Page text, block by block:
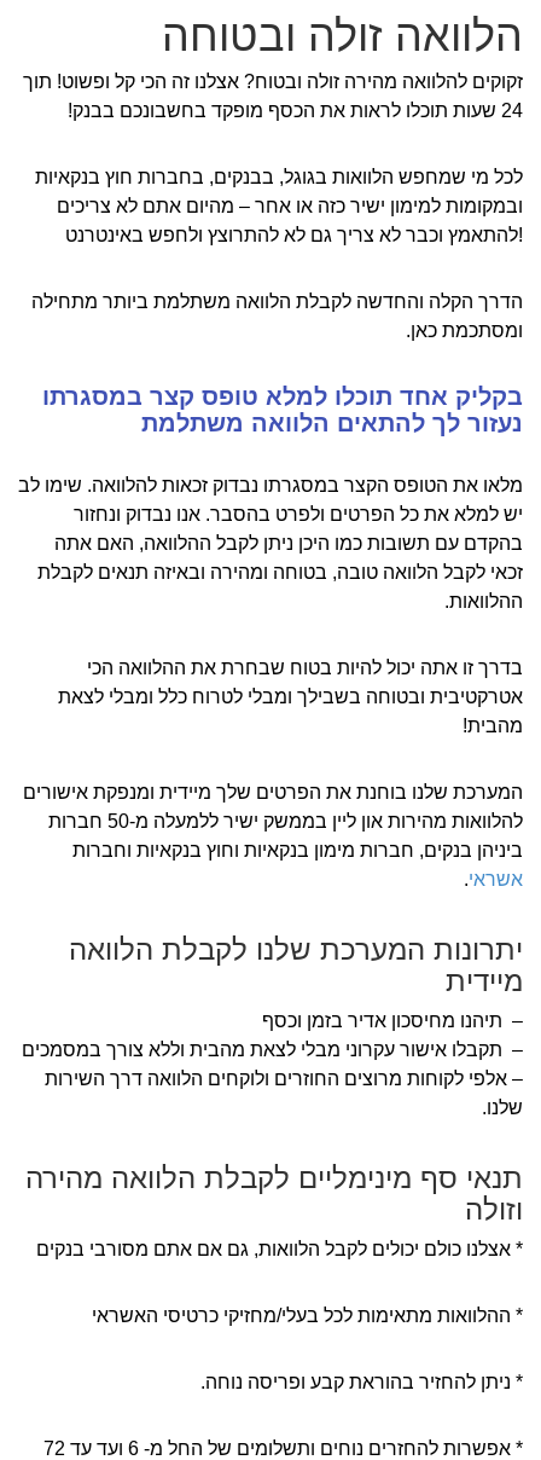
הלוואה זולה ובטוחה
זקוקים להלוואה מהירה זולה ובטוח? אצלנו זה הכי קל ופשוט! תוך
24 שעות תוכלו לראות את הכסף מופקד בחשבונכם בבנק!
לכל מי שמחפש הלוואות בגוגל, בבנקים, בחברות חוץ בנקאיות
ובמקומות למימון ישיר כזה או אחר – מהיום אתם לא צריכים
להתאמץ וכבר לא צריך גם לא להתרוצץ ולחפש באינטרנט!
הדרך הקלה והחדשה לקבלת הלוואה משתלמת ביותר מתחילה
ומסתכמת כאן.
בקליק אחד תוכלו למלא טופס קצר במסגרתו
נעזור לך להתאים הלוואה משתלמת
מלאו את הטופס הקצר במסגרתו נבדוק זכאות להלוואה. שימו לב
יש למלא את כל הפרטים ולפרט בהסבר. אנו נבדוק ונחזור
בהקדם עם תשובות כמו היכן ניתן לקבל ההלוואה, האם אתה
זכאי לקבל הלוואה טובה, בטוחה ומהירה ובאיזה תנאים לקבלת
ההלוואות.
בדרך זו אתה יכול להיות בטוח שבחרת את ההלוואה הכי
אטרקטיבית ובטוחה בשבילך ומבלי לטרוח כלל ומבלי לצאת
מהבית!
המערכת שלנו בוחנת את הפרטים שלך מיידית ומנפקת אישורים
להלוואות מהירות און ליין בממשק ישיר ללמעלה מ-50 חברות
ביניהן בנקים, חברות מימון בנקאיות וחוץ בנקאיות וחברות
אשראי.
יתרונות המערכת שלנו לקבלת הלוואה
מיידית
– תיהנו מחיסכון אדיר בזמן וכסף
– תקבלו אישור עקרוני מבלי לצאת מהבית וללא צורך במסמכים
– אלפי לקוחות מרוצים החוזרים ולוקחים הלוואה דרך השירות
שלנו.
תנאי סף מינימליים לקבלת הלוואה מהירה
וזולה
* אצלנו כולם יכולים לקבל הלוואות, גם אם אתם מסורבי בנקים
* ההלוואות מתאימות לכל בעלי/מחזיקי כרטיסי האשראי
* ניתן להחזיר בהוראת קבע ופריסה נוחה.
* אפשרות להחזרים נוחים ותשלומים של החל מ- 6 ועד עד 72